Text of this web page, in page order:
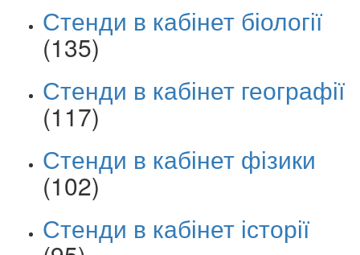
Стенди в кабінет біології
(135)
Стенди в кабінет географії
(117)
Стенди в кабінет фізики
(102)
Стенди в кабінет історії